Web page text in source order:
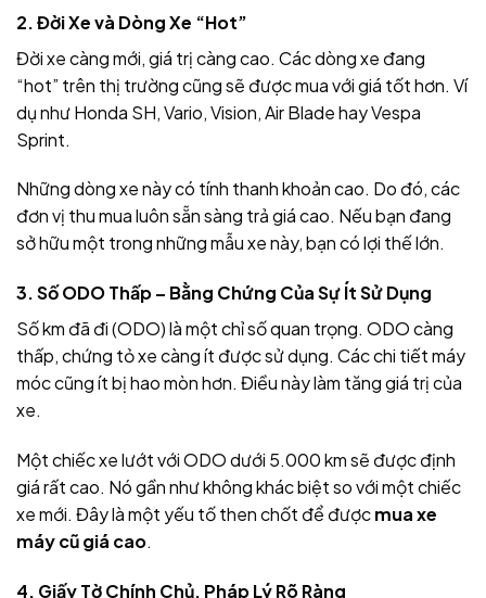
2. Đời Xe và Dòng Xe “Hot”
Đời xe càng mới, giá trị càng cao. Các dòng xe đang
“hot” trên thị trường cũng sẽ được mua với giá tốt hơn. Ví
dụ như Honda SH, Vario, Vision, Air Blade hay Vespa
Sprint.
Những dòng xe này có tính thanh khoản cao. Do đó, các
đơn vị thu mua luôn sẵn sàng trả giá cao. Nếu bạn đang
sở hữu một trong những mẫu xe này, bạn có lợi thế lớn.
3. Số ODO Thấp – Bằng Chứng Của Sự Ít Sử Dụng
Số km đã đi (ODO) là một chỉ số quan trọng. ODO càng
thấp, chứng tỏ xe càng ít được sử dụng. Các chi tiết máy
móc cũng ít bị hao mòn hơn. Điều này làm tăng giá trị của
xe.
Một chiếc xe lướt với ODO dưới 5.000 km sẽ được định
giá rất cao. Nó gần như không khác biệt so với một chiếc
xe mới. Đây là một yếu tố then chốt để đượcmua xe
máy cũ giá cao.
4. Giấy Tờ Chính Chủ, Pháp Lý Rõ Ràng